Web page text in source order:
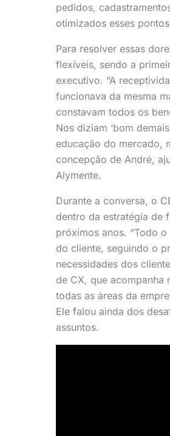
pedidos,
otimizados esses
Para resolver essas
flexíveis, sendo a
executivo. “A
funcionava da mesma
constavam todos os
Nos diziam ‘bom
educação do mercado,
concepção de André,
Alymente.
Durante a conversa, o
dentro da estratégia de
próximos anos. “Todo
do cliente, seguindo o
necessidades dos
de CX, que acompanha
todas as áreas da
Ele falou ainda dos
assuntos.